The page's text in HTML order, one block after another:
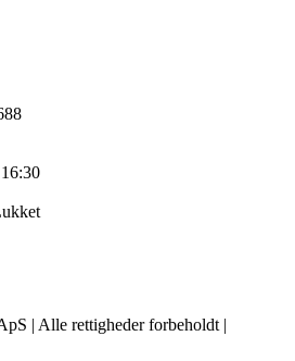
| Alle rettigheder forbeholdt |